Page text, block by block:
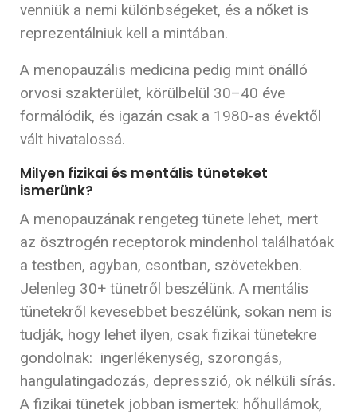
venniük a nemi különbségeket, és a nőket is
reprezentálniuk kell a mintában.
A menopauzális medicina pedig mint önálló
orvosi szakterület, körülbelül 30–40 éve
formálódik, és igazán csak a 1980-as évektől
vált hivatalossá.
Milyen fizikai és mentális tüneteket
ismerünk?
A menopauzának rengeteg tünete lehet, mert
az ösztrogén receptorok mindenhol találhatóak
a testben, agyban, csontban, szövetekben.
Jelenleg 30+ tünetről beszélünk. A mentális
tünetekről kevesebbet beszélünk, sokan nem is
tudják, hogy lehet ilyen, csak fizikai tünetekre
gondolnak: ingerlékenység, szorongás,
hangulatingadozás, depresszió, ok nélküli sírás.
A fizikai tünetek jobban ismertek: hőhullámok,